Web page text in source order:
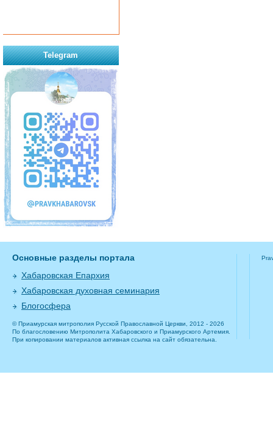
Telegram
Основные разделы портала
Хабаровская Епархия
Хабаровская духовная семинария
Блогосфера
© Приамурская митрополия Русской Православной Церкви, 2012 - 2026
По благословению Митрополита Хабаровского и Приамурского Артемия.
При копировании материалов активная ссылка на сайт обязательна.